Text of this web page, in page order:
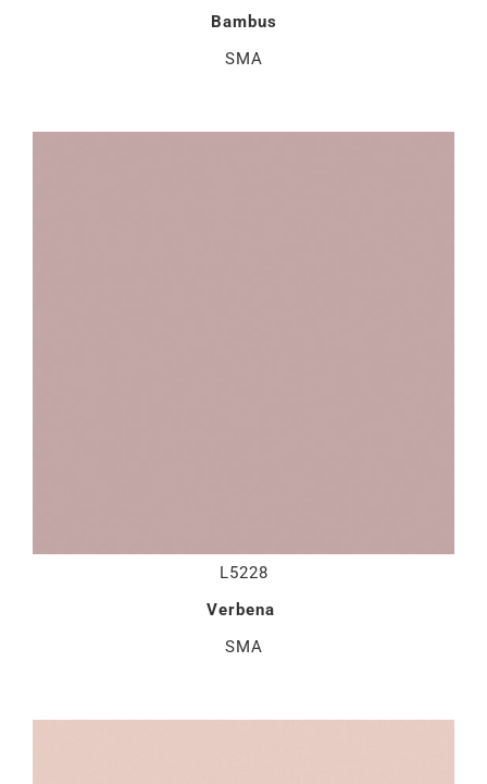
Bambus
SMA
L5228
Verbena
SMA